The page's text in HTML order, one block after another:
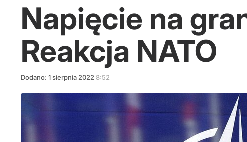
Napięcie na
Reakcja NATO
Dodano: 1sierpnia 2022 8:52